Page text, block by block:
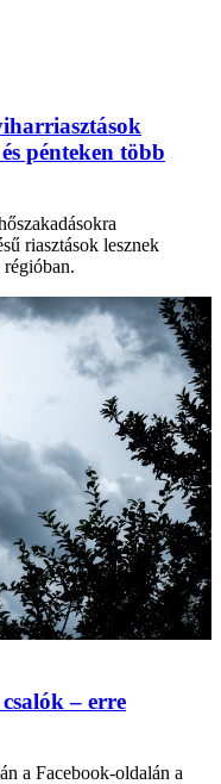
pénteken több
riasztások lesznek
– erre
a Facebook-oldalán a